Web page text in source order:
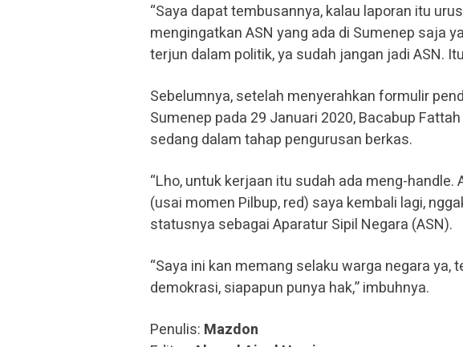
“Saya dapat tembusannya, kalau laporan itu
mengingatkan ASN yang ada di Sumenep saja
terjun dalam politik, ya sudah jangan jadi ASN.
Sebelumnya, setelah menyerahkan formulir
Sumenep pada 29 Januari 2020, Bacabup
sedang dalam tahap pengurusan berkas.
“Lho, untuk kerjaan itu sudah ada meng-
(usai momen Pilbup, red) saya kembali lagi,
statusnya sebagai Aparatur Sipil Negara (ASN).
“Saya ini kan memang selaku warga negara
demokrasi, siapapun punya hak,” imbuhnya.
Penulis: Mazdon